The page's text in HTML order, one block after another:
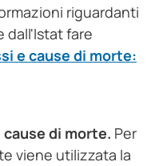
riguardanti
dall'Istat fare
e cause di morte:
di morte. Per
viene utilizzata la